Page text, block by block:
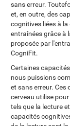
sans erreur.
et, en outre, des
cognitives liées à
entraînées grâce à
proposée par
CogniFit.
Certaines
nous puissions
et sans erreur.
cerveau utilise
tels que la lecture
capacités